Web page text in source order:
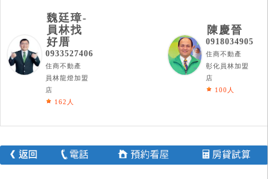
魏廷璋-
員林找
好厝
0933527406
住商不動產
員林龍燈加盟
店
162人
陳慶晉
0918034905
住商不動產
彰化員林加盟
店
100人